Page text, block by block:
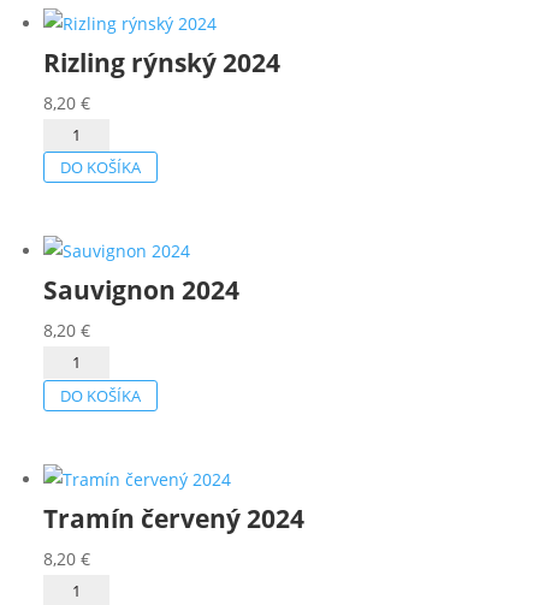
Rizling rýnský 2024
8,20€
množstvo
Rizling
DO KOŠÍKA
Sauvignon 2024
8,20€
množstvo
Sauvignon
DO KOŠÍKA
Tramín červený 2024
8,20€
množstvo